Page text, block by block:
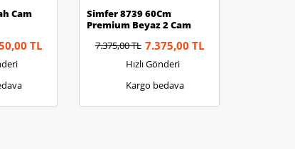
Cam
TL
Simfer 8739 60Cm
Premium Beyaz 2 Cam
7.375,00 TL 7.375,00 TL
Hızlı Gönderi
Kargo bedava